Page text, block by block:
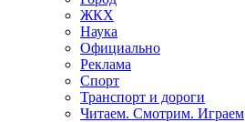
ЖКХ
Наука
Официально
Реклама
Спорт
Транспорт и дороги
Читаем. Смотрим. Играем